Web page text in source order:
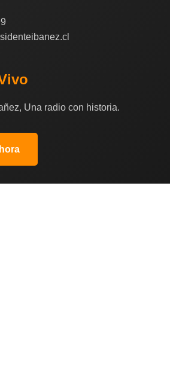
Una radio con historia.